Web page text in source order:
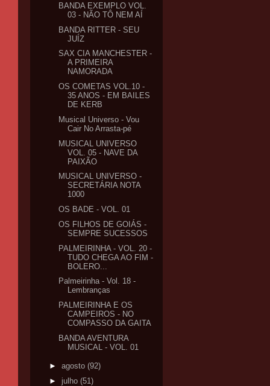
BANDA EXEMPLO VOL.
03 - NÃO TÔ NEM AÍ
BANDA RITTER - SEU
JUÍZ
SAX CIA MANCHESTER -
A PRIMEIRA
NAMORADA
OS COMETAS VOL.10 -
35 ANOS - EM BAILES
DE KERB
Musical Universo - Vou
Cair No Arrasta-pé
MUSICAL UNIVERSO
VOL. 05 - NAVE DA
PAIXÃO
MUSICAL UNIVERSO -
SECRETÁRIA NOTA
1000
OS BADE - VOL. 01
OS FILHOS DE GOIÁS -
SEMPRE SUCESSOS
PALMEIRINHA - VOL. 20 -
TUDO CHEGA AO FIM -
BOLERO...
Palmeirinha - Vol. 18 -
Lembranças
PALMEIRINHA E OS
CAMPEIROS - NO
COMPASSO DA GAITA
BANDA AVENTURA
MUSICAL - VOL. 01
► agosto (92)
► julho (51)